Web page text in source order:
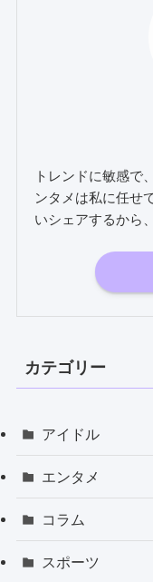
トレンドに敏感で
ンタメは私に任せ
いシェアするから
カテゴリー
アイドル
エンタメ
コラム
スポーツ